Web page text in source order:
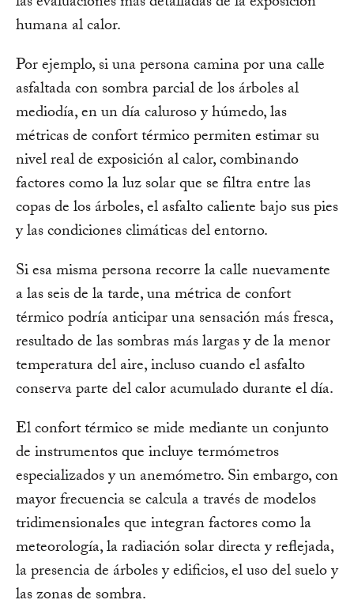
humana al calor.
Por ejemplo, si una persona camina por una calle
asfaltada con sombra parcial de los árboles al
mediodía, en un día caluroso y húmedo, las
métricas de confort térmico permiten estimar su
nivel real de exposición al calor, combinando
factores como la luz solar que se filtra entre las
copas de los árboles, el asfalto caliente bajo sus pies
y las condiciones climáticas del entorno.
Si esa misma persona recorre la calle nuevamente
a las seis de la tarde, una métrica de confort
térmico podría anticipar una sensación más fresca,
resultado de las sombras más largas y de la menor
temperatura del aire, incluso cuando el asfalto
conserva parte del calor acumulado durante el día.
El confort térmico se mide mediante un conjunto
de instrumentos que incluye termómetros
especializados y un anemómetro. Sin embargo, con
mayor frecuencia se calcula a través de modelos
tridimensionales que integran factores como la
meteorología, la radiación solar directa y reflejada,
la presencia de árboles y edificios, el uso del suelo y
las zonas de sombra.